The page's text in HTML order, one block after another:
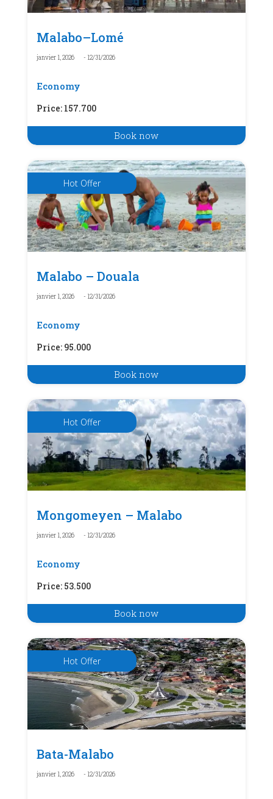
Malabo–Lomé
janvier 1, 2026 - 12/31/2026
Economy
Price: 157.700
Book now
Malabo – Douala
janvier 1, 2026 - 12/31/2026
Economy
Price: 95.000
Book now
Hot Offer
Mongomeyen – Malabo
janvier 1, 2026 - 12/31/2026
Economy
Price: 53.500
Book now
Hot Offer
Bata-Malabo
janvier 1, 2026 - 12/31/2026
Hot Offer